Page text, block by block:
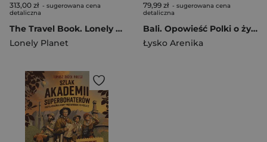
313,00 zł - sugerowana cena
detaliczna
The Travel Book. Lonely Planet
Lonely Planet
79,99 zł - sugerowana cena
detaliczna
Bali. Opowieść Polki o życiu w balijskiej wiosce, gdzie codzienność staje się rytuałem
Łysko Arenika